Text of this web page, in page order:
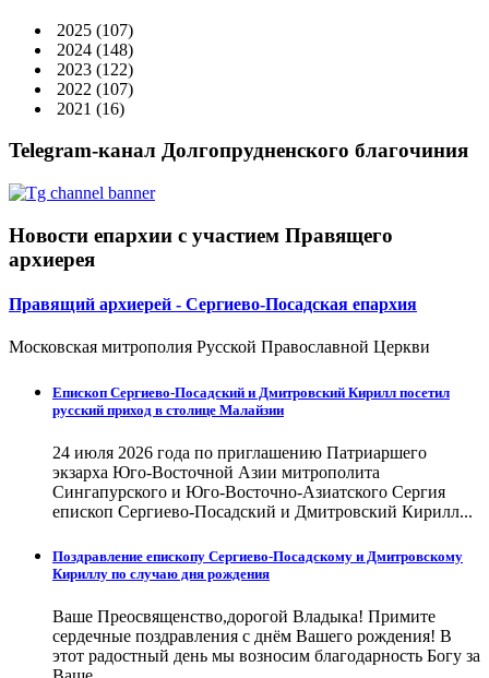
2025 (107)
2024 (148)
2023 (122)
2022 (107)
2021 (16)
Telegram-канал Долгопрудненского благочиния
Новости епархии с участием Правящего
архиерея
Правящий архиерей - Сергиево-Посадская епархия
Московская митрополия Русской Православной Церкви
Епископ Сергиево-Посадский и Дмитровский Кирилл посетил
русский приход в столице Малайзии
24 июля 2026 года по приглашению Патриаршего
экзарха Юго-Восточной Азии митрополита
Сингапурского и Юго-Восточно-Азиатского Сергия
епископ Сергиево-Посадский и Дмитровский Кирилл...
Поздравление епископу Сергиево-Посадскому и Дмитровскому
Кириллу по случаю дня рождения
Ваше Преосвященство,дорогой Владыка! Примите
сердечные поздравления с днём Вашего рождения! В
этот радостный день мы возносим благодарность Богу за